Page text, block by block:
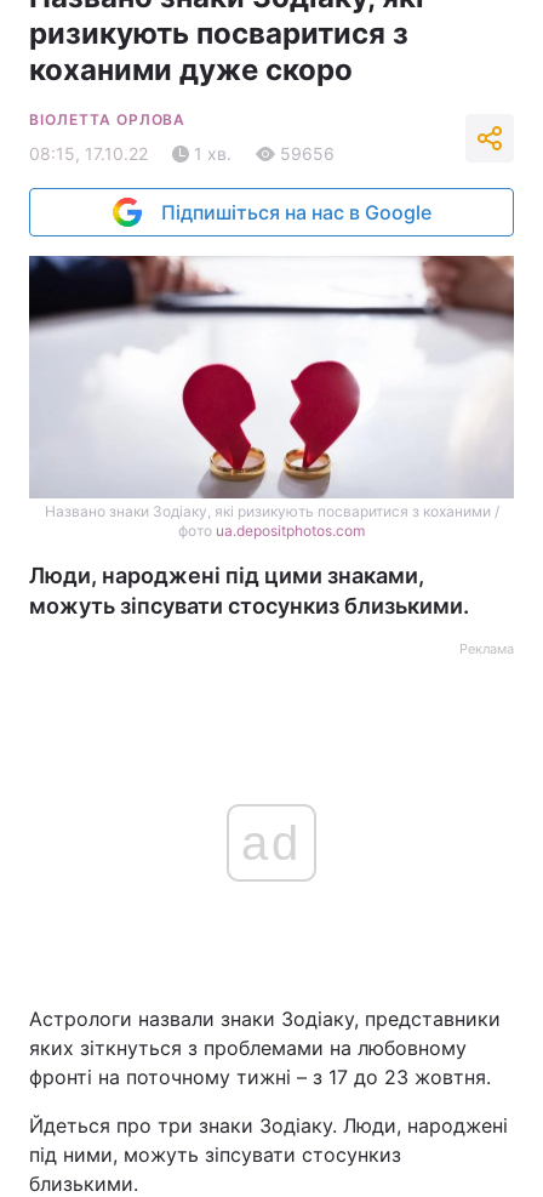
ризикують посваритися з
коханими дуже скоро
ВІОЛЕТТА ОРЛОВА
08:15, 17.10.22 1 хв. 59656
Підпишіться на нас в Google
Названо знаки Зодіаку, які ризикують посваритися з коханими /
фото ua.depositphotos.com
Люди, народжені під цими знаками,
можуть зіпсувати стосункиз близькими.
Реклама
ad
Астрологи назвали знаки Зодіаку, представники
яких зіткнуться з проблемами на любовному
фронті на поточному тижні – з 17 до 23 жовтня.
Йдеться про три знаки Зодіаку. Люди, народжені
під ними, можуть зіпсувати стосункиз
близькими.